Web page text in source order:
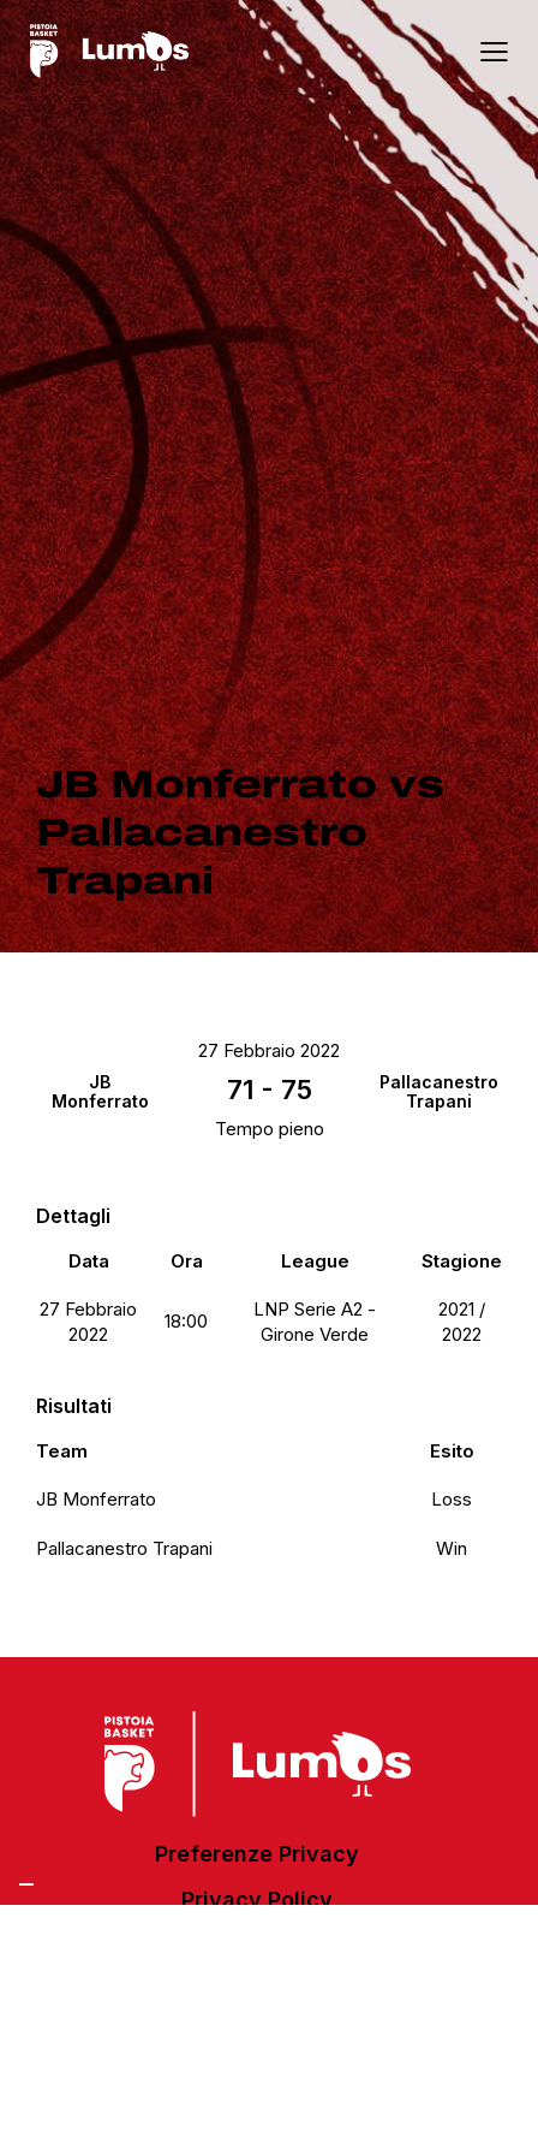
JB Monferrato vs
Pallacanestro
Trapani
JB
Monferrato
Pallacanestro
Trapani
27 Febbraio 2022
71 - 75
Tempo pieno
Dettagli
Data Ora League Stagione
27 Febbraio
2022
18:00
LNP Serie A2 -
Girone Verde
2021 /
2022
Risultati
Team Esito
JB Monferrato Loss
Pallacanestro Trapani Win
Preferenze Privacy
Privacy Policy